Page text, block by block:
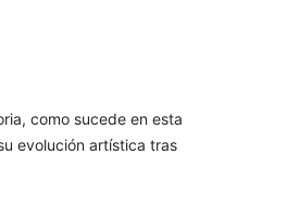
como sucede en esta
evolución artística tras